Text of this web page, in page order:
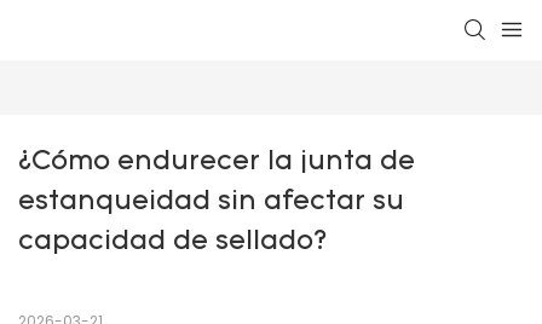
¿Cómo endurecer la junta de
estanqueidad sin afectar su
capacidad de sellado?